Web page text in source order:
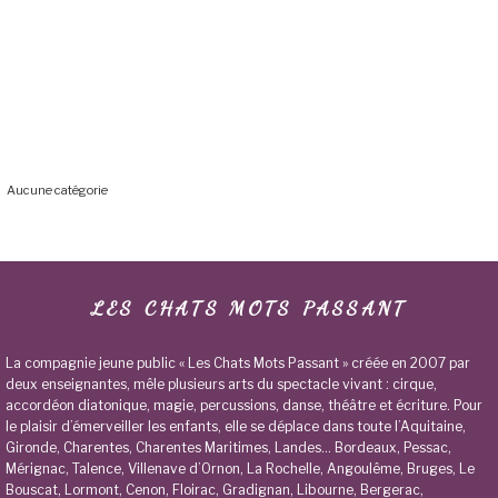
Aucune catégorie
LES CHATS MOTS PASSANT
La compagnie jeune public « Les Chats Mots Passant » créée en 2007 par
deux enseignantes, mêle plusieurs arts du spectacle vivant : cirque,
accordéon diatonique, magie, percussions, danse, théâtre et écriture. Pour
le plaisir d’émerveiller les enfants, elle se déplace dans toute l’Aquitaine,
Gironde, Charentes, Charentes Maritimes, Landes… Bordeaux, Pessac,
Mérignac, Talence, Villenave d’Ornon, La Rochelle, Angoulême, Bruges, Le
Bouscat, Lormont, Cenon, Floirac, Gradignan, Libourne, Bergerac,